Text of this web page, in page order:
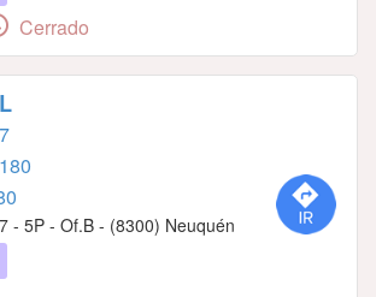
Cerrado
- 5P - Of.B - (8300) Neuquén